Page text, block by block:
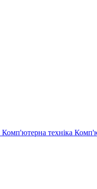
Комп'ютерна техніка